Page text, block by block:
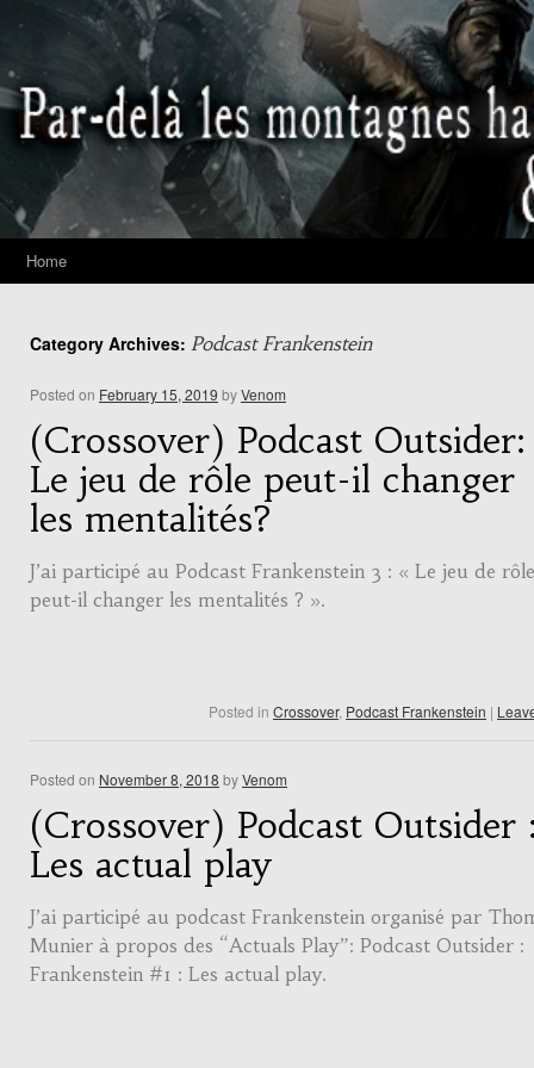
Home
Category Archives: Podcast Frankenstein
Posted on February 15, 2019 byVenom
(Crossover) Podcast Outsider:
Le jeu de rôle peut-il changer
les mentalités?
J’ai participé au Podcast Frankenstein 3 : « Le jeu de rôle
peut-il changer les mentalités ? ».
Posted in Crossover, Podcast Frankenstein |
Posted on November 8, 2018 byVenom
(Crossover) Podcast Outsider
Les actual play
J’ai participé au podcast Frankenstein organisé par
Munier à propos des “Actuals Play”: Podcast Outsider :
Frankenstein #1 : Les actual play.